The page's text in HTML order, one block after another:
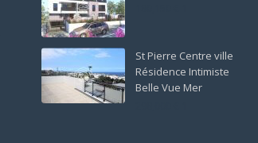
St Pierre Centre ville
Résidence Intimiste
Belle Vue Mer